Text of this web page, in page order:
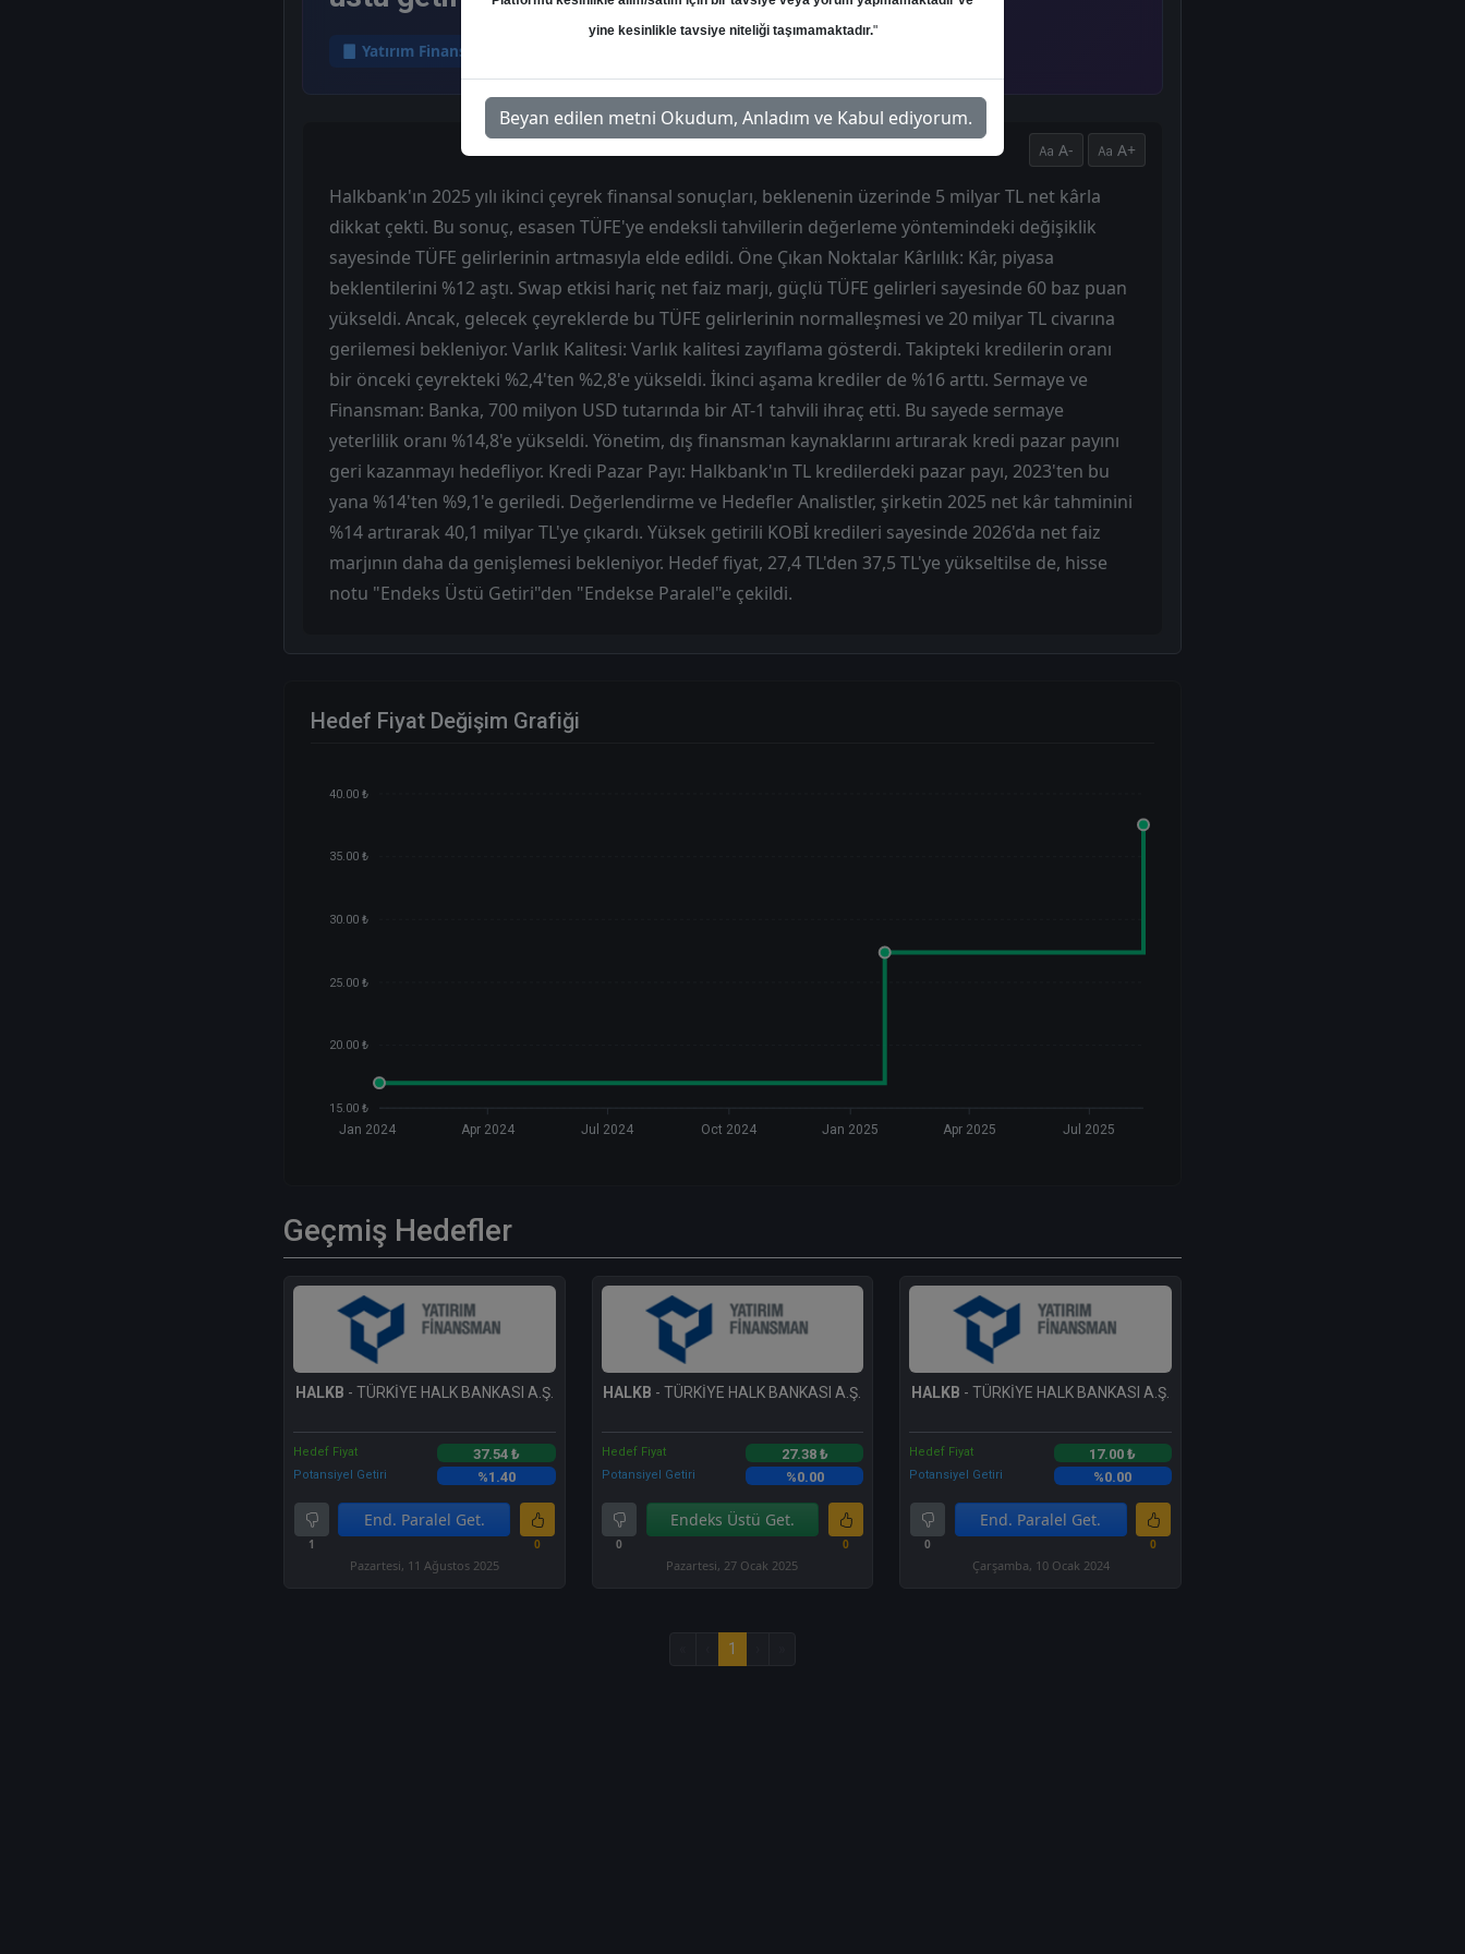
Yatırım Finansman
A- A+
Halkbank'ın 2025 yılı ikinci çeyrek finansal sonuçları, beklenenin üzerinde 5 milyar TL net kârla
dikkat çekti. Bu sonuç, esasen TÜFE'ye endeksli tahvillerin değerleme yöntemindeki değişiklik
sayesinde TÜFE gelirlerinin artmasıyla elde edildi. Öne Çıkan Noktalar Kârlılık: Kâr, piyasa
beklentilerini %12 aştı. Swap etkisi hariç net faiz marjı, güçlü TÜFE gelirleri sayesinde 60 baz puan
yükseldi. Ancak, gelecek çeyreklerde bu TÜFE gelirlerinin normalleşmesi ve 20 milyar TL civarına
gerilemesi bekleniyor. Varlık Kalitesi: Varlık kalitesi zayıflama gösterdi. Takipteki kredilerin oranı
bir önceki çeyrekteki %2,4'ten %2,8'e yükseldi. İkinci aşama krediler de %16 arttı. Sermaye ve
Finansman: Banka, 700 milyon USD tutarında bir AT-1 tahvili ihraç etti. Bu sayede sermaye
yeterlilik oranı %14,8'e yükseldi. Yönetim, dış finansman kaynaklarını artırarak kredi pazar payını
geri kazanmayı hedefliyor. Kredi Pazar Payı: Halkbank'ın TL kredilerdeki pazar payı, 2023'ten bu
yana %14'ten %9,1'e geriledi. Değerlendirme ve Hedefler Analistler, şirketin 2025 net kâr tahminini
%14 artırarak 40,1 milyar TL'ye çıkardı. Yüksek getirili KOBİ kredileri sayesinde 2026'da net faiz
marjının daha da genişlemesi bekleniyor. Hedef fiyat, 27,4 TL'den 37,5 TL'ye yükseltilse de, hisse
notu "Endeks Üstü Getiri"den "Endekse Paralel"e çekildi.
Hedef Fiyat Değişim Grafiği
40.00 ₺
35.00 ₺
30.00 ₺
25.00 ₺
20.00 ₺
15.00 ₺
Jan 2024 Apr 2024 Jul 2024 Oct 2024 Jan 2025 Apr 2025 Jul 2025
Geçmiş Hedefler
HALKB - TÜRKİYE HALK BANKASI A.Ş.
Hedef Fiyat 37.54 ₺
Potansiyel Getiri %1.40
1
End. Paralel Get.
0
Pazartesi, 11 Ağustos 2025
HALKB - TÜRKİYE HALK BANKASI A.Ş.
Hedef Fiyat 27.38 ₺
Potansiyel Getiri %0.00
0
Endeks Üstü Get.
0
Pazartesi, 27 Ocak 2025
HALKB - TÜRKİYE HALK BANKASI A.Ş.
Hedef Fiyat 17.00 ₺
Potansiyel Getiri %0.00
0
End. Paralel Get.
0
Çarşamba, 10 Ocak 2024
1
yine kesinlikle tavsiye niteliği taşımamaktadır."
Beyan edilen metni Okudum, Anladım ve Kabul ediyorum.